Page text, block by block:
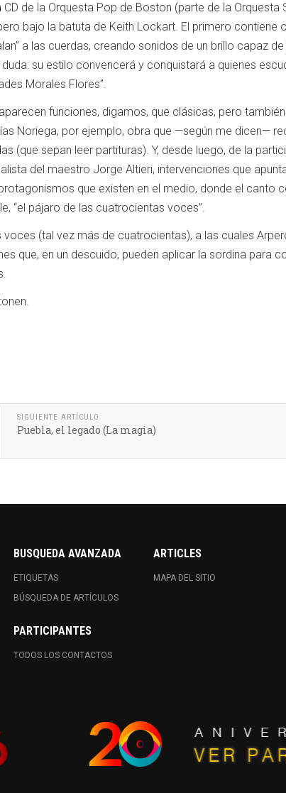
de la Orquesta Pop de Boston (parte de la Orquesta
bajo la batuta de Keith Lockart. El primero contiene
a las cuerdas, creando sonidos de un brillo capaz
su estilo convencerá y conquistará a quienes
Morales Flores”.
funciones, digamos, que clásicas, pero
Noriega, por ejemplo, obra que —según me dicen—
(que sepan leer partituras). Y, desde luego, de la
del maestro Jorge Altieri, intervenciones que
que existen en el medio, donde el canto
“el pájaro de las cuatrocientas voces”.
(tal vez más de cuatrocientas), a las cuales
que, en un descuido, pueden aplicar la sordina para
SIGUIENTE ARTÍCULO
Puebla, el legado (La magia)
BUSQUEDA AVANZADA
ETIQUETAS
BÚSQUEDA DE ARTÍCULOS
PARTICIPANTES
TODOS LOS CONTACTOS
ARTICLES
MAPA DEL SITIO